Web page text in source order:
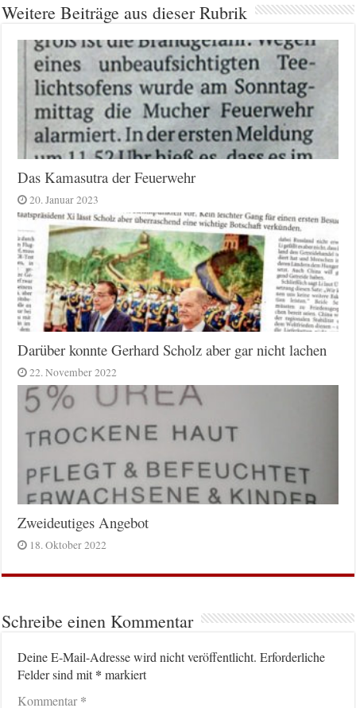
Weitere Beiträge aus dieser Rubrik
Das Kamasutra der Feuerwehr
20. Januar 2023
Darüber konnte Gerhard Scholz aber gar nicht lachen
22. November 2022
Zweideutiges Angebot
18. Oktober 2022
Schreibe einen Kommentar
Deine E-Mail-Adresse wird nicht veröffentlicht. Erforderliche
Felder sind mit* markiert
Kommentar*